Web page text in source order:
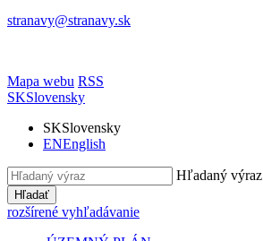
stranavy@stranavy.sk
Mapa webu RSS
SKSlovensky
SKSlovensky
ENEnglish
Hľadaný výraz
Hľadať
rozšírené vyhľadávanie